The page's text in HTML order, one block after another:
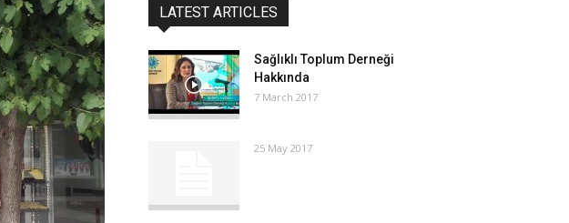
LATEST ARTICLES
Sağlıklı Toplum Derneği
Hakkında
7 March 2017
25 May 2017